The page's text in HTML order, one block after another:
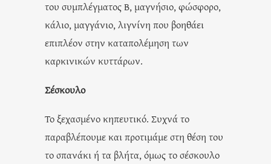
του συμπλέγματος Β, μαγνήσιο, φώσφορο,
κάλιο, μαγγάνιο, λιγνίνη που βοηθάει
επιπλέον στην καταπολέμηση των
καρκινικών κυττάρων.
Σέσκουλο
Το ξεχασμένο κηπευτικό. Συχνά το
παραβλέπουμε και προτιμάμε στη θέση του
το σπανάκι ή τα βλήτα, όμως το σέσκουλο